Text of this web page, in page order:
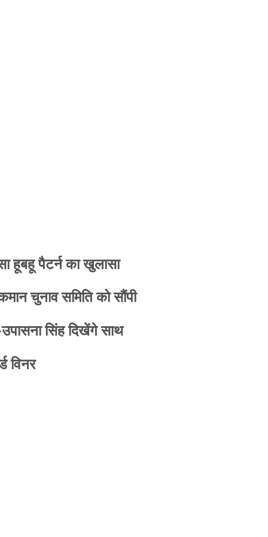
हूबहू पैटर्न का खुलासा
चुनाव समिति को सौंपी
उपासना सिंह दिखेंगे साथ
विनर